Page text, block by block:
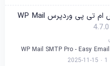
دانلود افزونه اس ام تی پی وردپرس WP Mail
4.7.0
WP Mail SMTP Pro - Easy
1
2025-11-15